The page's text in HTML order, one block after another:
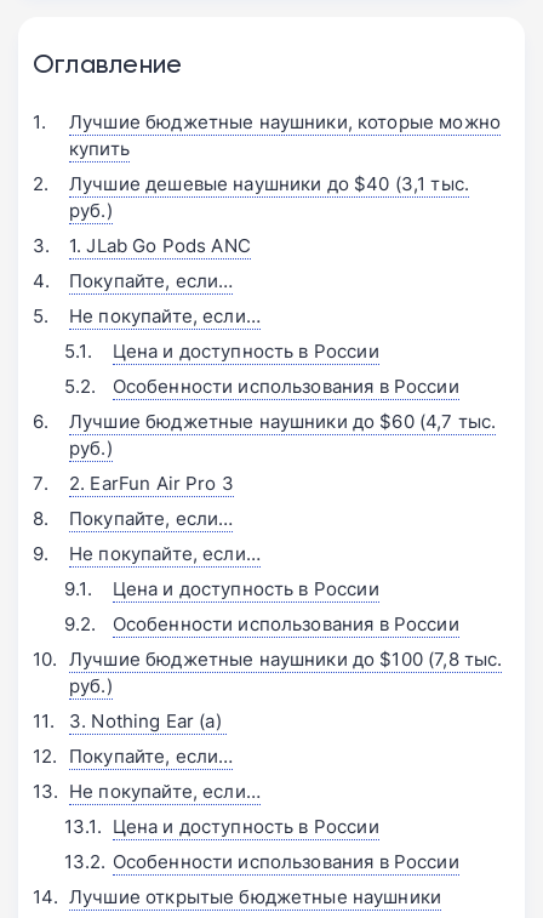
Оглавление
Лучшие бюджетные наушники, которые можно
купить
Лучшие дешевые наушники до $40 (3,1 тыс.
руб.)
1. JLab Go Pods ANC
Покупайте, если…
Не покупайте, если…
Цена и доступность в России
Особенности использования в России
Лучшие бюджетные наушники до $60 (4,7 тыс.
руб.)
2. EarFun Air Pro 3
Покупайте, если…
Не покупайте, если…
Цена и доступность в России
Особенности использования в России
Лучшие бюджетные наушники до $100 (7,8 тыс.
руб.)
3. Nothing Ear (a) 󠁩󠁩󠁩󠁩󠁩󠁩
Покупайте, если…
Не покупайте, если…
Цена и доступность в России
Особенности использования в России
Лучшие открытые бюджетные наушники